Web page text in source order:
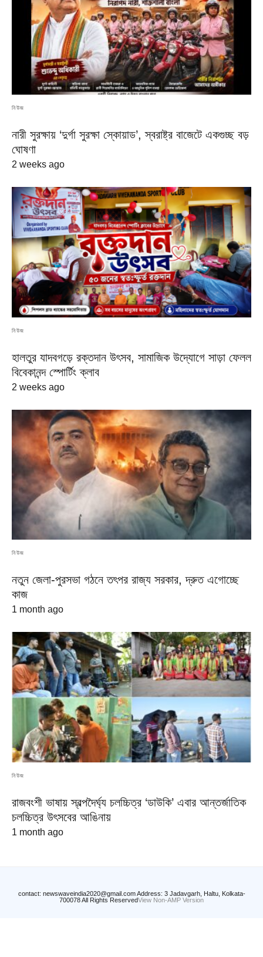
নিউজ
নারী সুরক্ষায় ‘দুর্গা সুরক্ষা স্কোয়াড’, স্বরাষ্ট্র বাজেটে একগুচ্ছ বড়
ঘোষণা
2 weeks ago
নিউজ
হালতুর যাদবগড়ে রক্তদান উৎসব, সামাজিক উদ্যোগে সাড়া ফেলল
বিবেকানন্দ স্পোর্টিং ক্লাব
2 weeks ago
নিউজ
নতুন জেলা-পুরসভা গঠনে তৎপর রাজ্য সরকার, দ্রুত এগোচ্ছে
কাজ
1 month ago
নিউজ
রাজবংশী ভাষায় স্বল্পদৈর্ঘ্য চলচ্চিত্র ‘ডাউকি’ এবার আন্তর্জাতিক
চলচ্চিত্র উৎসবের আঙিনায়
1 month ago
contact: newswaveindia2020@gmail.com Address: 3 Jadavgarh, Haltu, Kolkata-
700078 All Rights ReservedView Non-AMP Version